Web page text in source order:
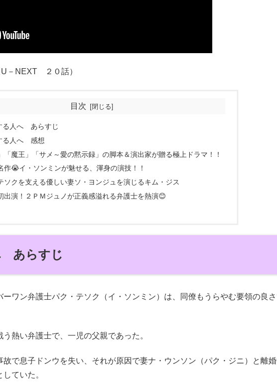
U－NEXT ２０話）
目次
る人へ あらすじ
る人へ 感想
「魔王」「サメ～愛の黙示録」の脚本＆演出家が贈る極上ドラマ！！
作😭イ・ソンミンが魅せる、渾身の演技！！
ソクを支える優しい妻ソ・ヨンジュを演じるキム・ジス
出演！２ＰＭジュノが正義感溢れる弁護士を熱演😊
あらすじ
ーワン弁護士パク・テソク（イ・ソンミン）は、同僚もうらやむ要領の良
熱い弁護士で、一児の父親であった。
故で息子ドンウを失い、それが原因で妻ナ・ウンソン（パク・ジニ）と離
ていた。